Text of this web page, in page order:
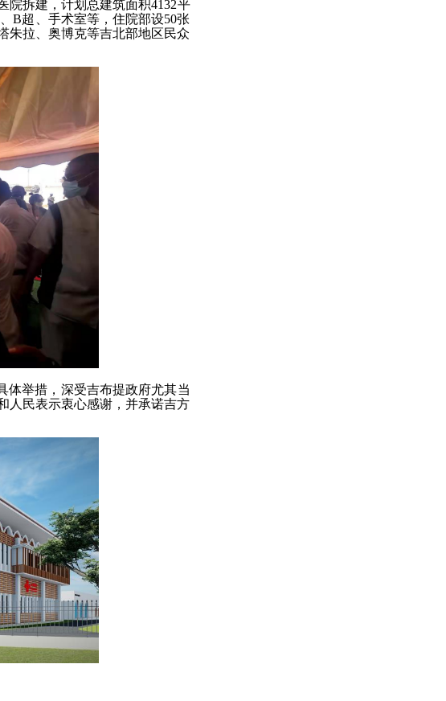
院拆建，计划总建筑面积4132平
B超、手术室等，住院部设50张
朱拉、奥博克等吉北部地区民众
体举措，深受吉布提政府尤其当
人民表示衷心感谢，并承诺吉方